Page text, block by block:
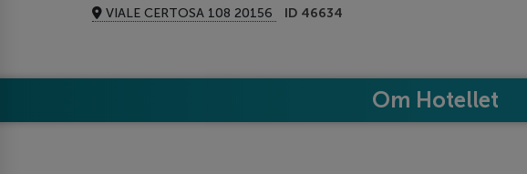
VIALE CERTOSA 108 20156 ID 46634
Om Hotellet